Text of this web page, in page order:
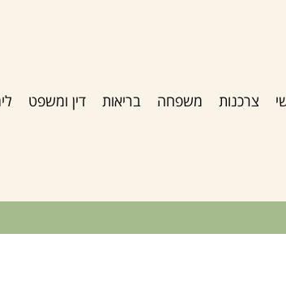
צרכנות משפחה בריאות דין ומשפט